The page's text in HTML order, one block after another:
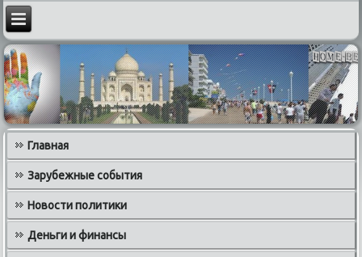
Главная
Зарубежные события
Новости политики
Деньги и финансы